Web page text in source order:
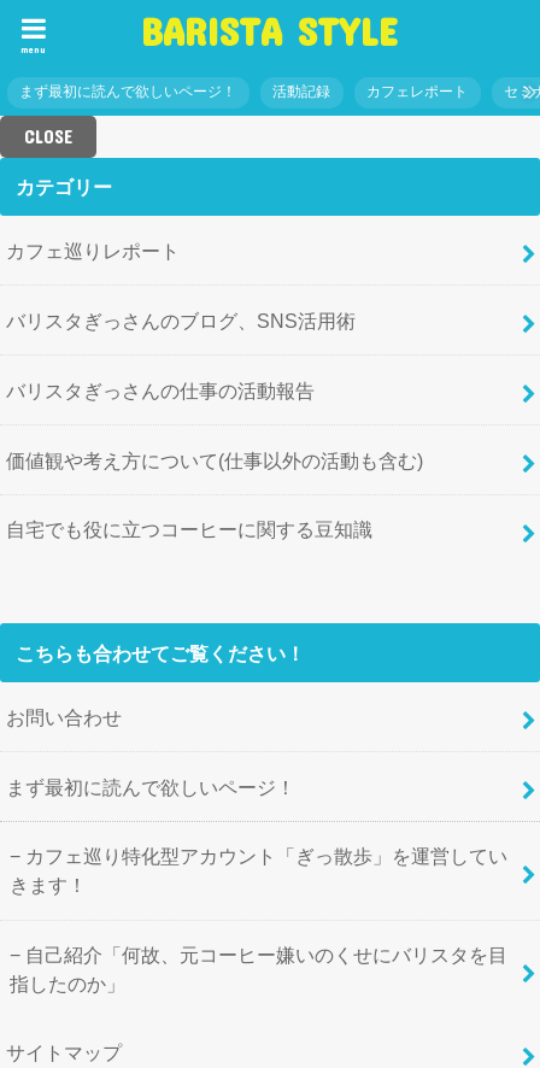
BARISTA STYLE
menu
まず最初に読んで欲しいページ！ 活動記録 カフェレポート セミ
CLOSE
カテゴリー
カフェ巡りレポート
バリスタぎっさんのブログ、SNS活用術
バリスタぎっさんの仕事の活動報告
価値観や考え方について(仕事以外の活動も含む)
自宅でも役に立つコーヒーに関する豆知識
こちらも合わせてご覧ください！
お問い合わせ
まず最初に読んで欲しいページ！
カフェ巡り特化型アカウント「ぎっ散歩」を運営してい
きます！
自己紹介「何故、元コーヒー嫌いのくせにバリスタを目
指したのか」
サイトマップ